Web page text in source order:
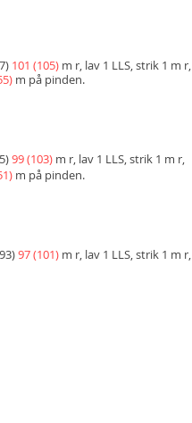
101 (105) m r, lav 1 LLS, strik 1 m r,
m på pinden.
99 (103) m r, lav 1 LLS, strik 1 m r,
m på pinden.
97 (101) m r, lav 1 LLS, strik 1 m r,